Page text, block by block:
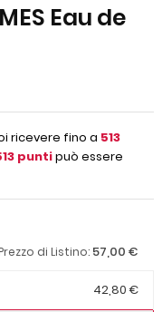
Eau de
ricevere fino a 513
puntipuò essere
di Listino: 57,00 €
42,80 €